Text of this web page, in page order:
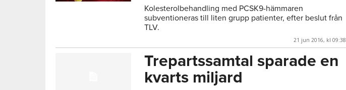
Kolesterolbehandling med PCSK9-hämmaren
subventioneras till liten grupp patienter, efter beslut från
TLV.
21 jun 2016, kl 09:38
Trepartssamtal sparade en
kvarts miljard